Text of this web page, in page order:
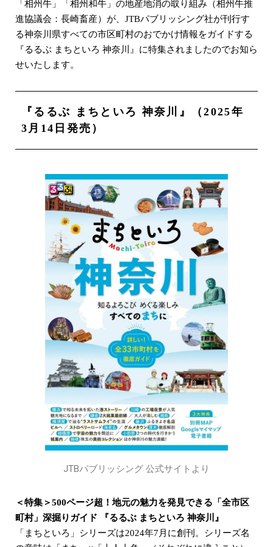
「相州牛」「相州和牛」の地産地消の取り組み（相州牛推
進協議会：長崎畜産）が、JTBパブリッシング社が刊行す
る神奈川県すべての市区町村のおでかけ情報をガイドする
『るるぶ まちといろ 神奈川』に特集されましたのでお知ら
せいたします。
『るるぶ まちといろ 神奈川』（2025年
3月14日発売）
JTBパブリッシング 公式サイトより
＜特集＞500ページ超！地元の魅力を発見できる「全市区
町村」深掘りガイド 『るるぶ まちといろ 神奈川』
「まちといろ」シリーズは2024年7月に創刊。シリーズ名